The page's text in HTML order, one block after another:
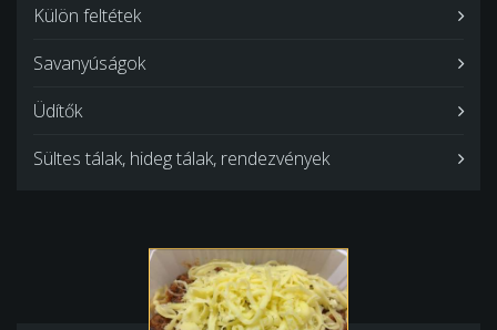
Külön feltétek
Savanyúságok
Üdítők
Sültes tálak, hideg tálak, rendezvények